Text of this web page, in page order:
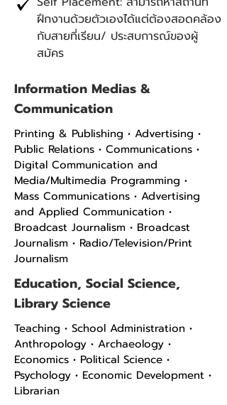
ฝึกงานด้วยตัวเองได้แต่ต้องสอดคล้อง
กับสายที่เรียน/ ประสบการณ์ของผู้
สมัคร
Information Medias &
Communication
Printing & Publishing • Advertising •
Public Relations • Communications •
Digital Communication and
Media/Multimedia Programming •
Mass Communications • Advertising
and Applied Communication •
Broadcast Journalism • Broadcast
Journalism • Radio/Television/Print
Journalism
Education, Social Science,
Library Science
Teaching • School Administration •
Anthropology • Archaeology •
Economics • Political Science •
Psychology • Economic Development •
Librarian